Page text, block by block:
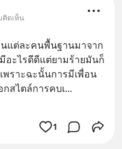
คิดเห็น
แต่ละคนพื้นฐานมาจาก
อะไรดีดีแต่ยามร้ายมันก็
พราะฉะนั้นการมีเพื่อน
กสไตล์การคบเ...
1